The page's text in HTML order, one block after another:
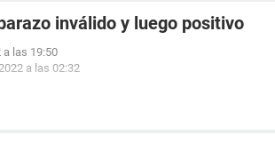
inválido y luego positivo
a las 19:50
a las 02:32